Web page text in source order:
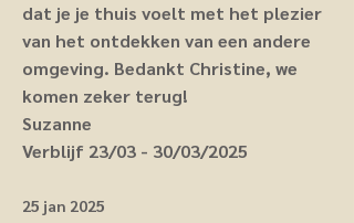
dat je je thuis voelt met het plezier
van het ontdekken van een andere
omgeving. Bedankt Christine, we
komen zeker terug!
Suzanne
Verblijf 23/03 - 30/03/2025
25 jan 2025